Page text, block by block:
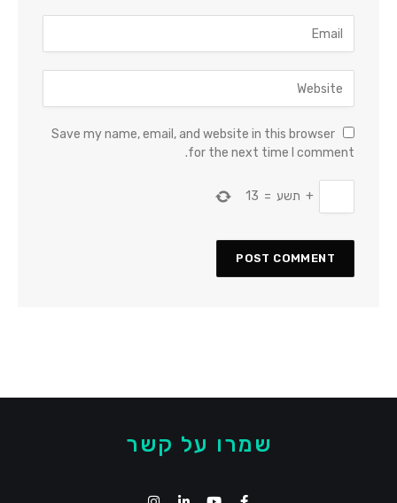
Save my name, email, and website in this browser
for the next time I comment.
+ תשע =
13
שמרו על קשר